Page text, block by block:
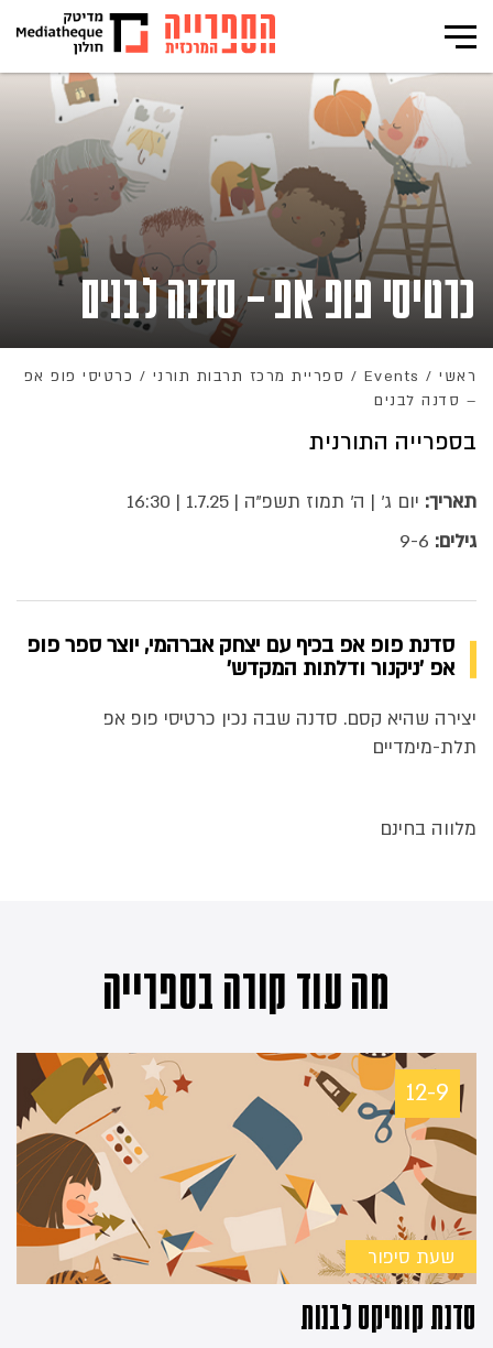
כרטיסי פופ אפ – סדנה לבנים
ראשי /
Events
/ ספריית מרכז תרבות תורני / כרטיסי פופ אפ
– סדנה לבנים
בספרייה התורנית
תאריך: יום ג' | ה' תמוז תשפ"ה | 1.7.25 | 16:30
גילים: 9-6
סדנת פופ אפ בכיף עם יצחק אברהמי, יוצר ספר פופ
אפ 'ניקנור ודלתות המקדש'
יצירה שהיא קסם. סדנה שבה נכין כרטיסי פופ אפ
תלת-מימדיים
מלווה בחינם
מה עוד קורה בספרייה
12-9
שעת סיפור
סדנת קומיקס לבנות